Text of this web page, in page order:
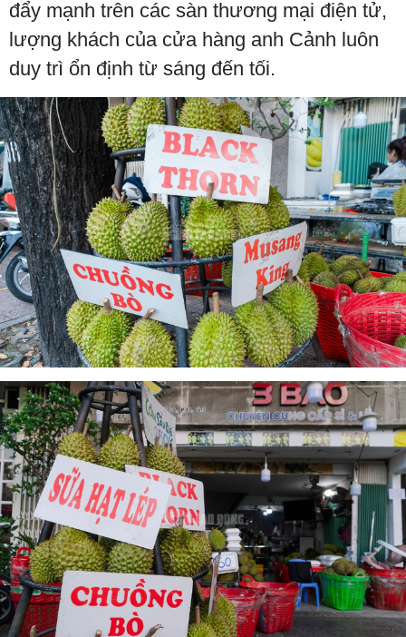
đẩy mạnh trên các sàn thương mại điện tử,
lượng khách của cửa hàng anh Cảnh luôn
duy trì ổn định từ sáng đến tối.